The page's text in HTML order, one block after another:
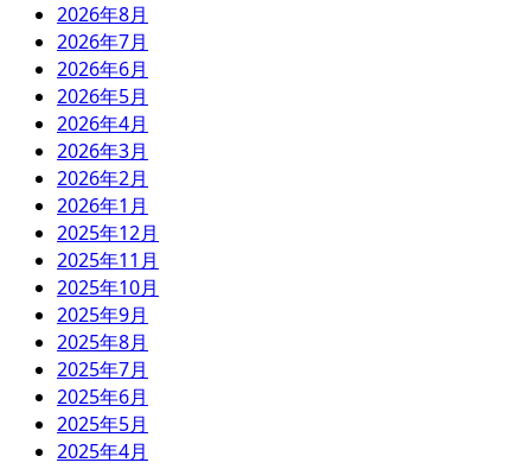
2026年8月
2026年7月
2026年6月
2026年5月
2026年4月
2026年3月
2026年2月
2026年1月
2025年12月
2025年11月
2025年10月
2025年9月
2025年8月
2025年7月
2025年6月
2025年5月
2025年4月